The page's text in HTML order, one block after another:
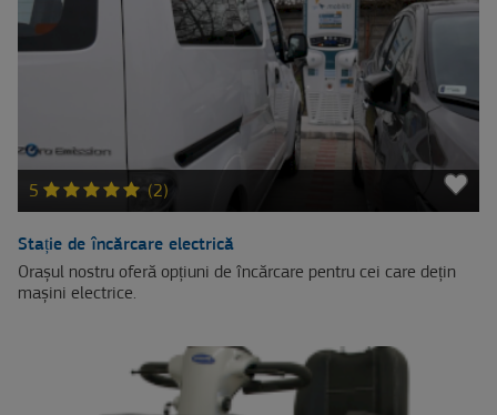
5 (2)
Stație de încărcare electrică
Orașul nostru oferă opțiuni de încărcare pentru cei care dețin
mașini electrice.